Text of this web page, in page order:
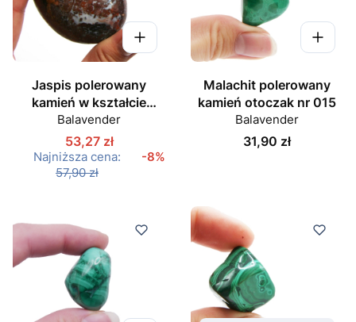
Jaspis polerowany
kamień w kształcie
owalu nr 09
Balavender
53,27 zł
Najniższa cena:
57,90 zł
-8%
Malachit polerowany
kamień otoczak nr 015
Balavender
Cena
31,90 zł